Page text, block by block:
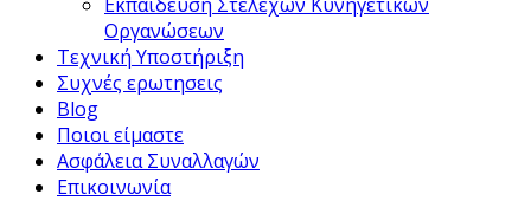
Οργανώσεων
Τεχνική Υποστήριξη
Συχνές ερωτησεις
Blog
Ποιοι είμαστε
Ασφάλεια Συναλλαγών
Επικοινωνία